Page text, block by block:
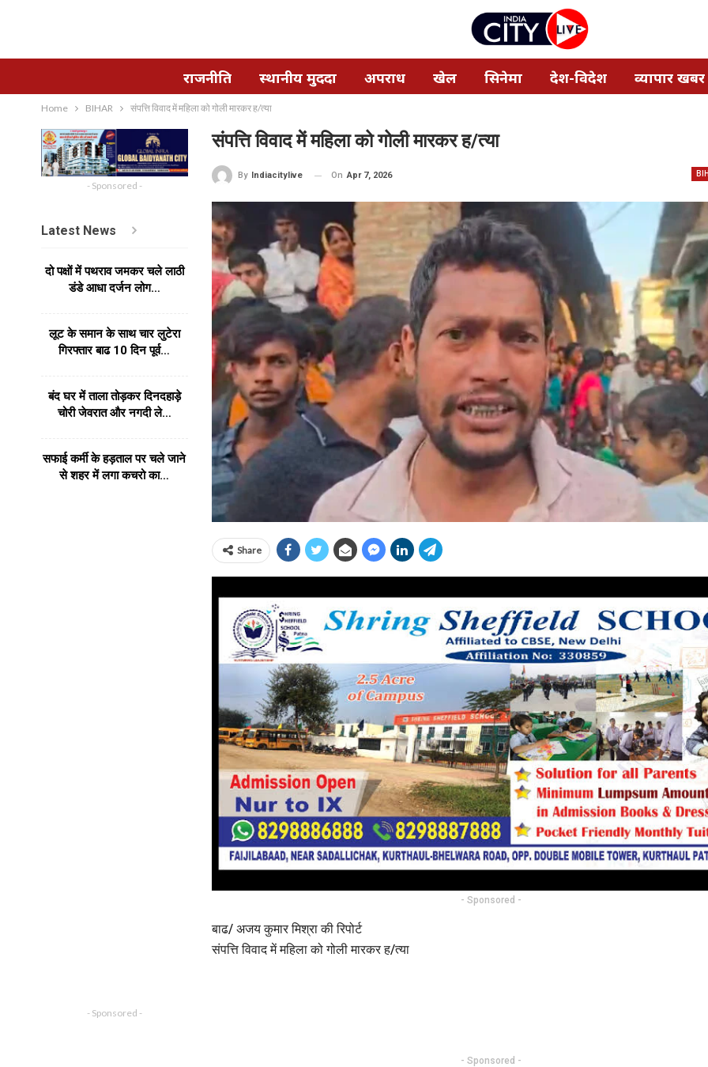
राजनीति स्थानीय मुददा अपराध खेल सिनेमा देश-विदेश व्यापार खबर
Home BIHAR संपत्ति विवाद में महिला को गोली मारकर ह/त्या
संपत्ति विवाद में महिला को गोली मारकर ह/त्या
By Indiacitylive On Apr 7, 2026
Share
- Sponsored -
बाढ/ अजय कुमार मिश्रा की रिपोर्ट
संपत्ति विवाद में महिला को गोली मारकर ह/त्या
- Sponsored -
- Sponsored -
Latest News
दो पक्षों में पथराव जमकर चले लाठी
डंडे आधा दर्जन लोग…
लूट के समान के साथ चार लुटेरा
गिरफ्तार बाढ 10 दिन पूर्व…
बंद घर में ताला तोड़कर दिनदहाड़े
चोरी जेवरात और नगदी ले…
सफाई कर्मी के हड़ताल पर चले जाने
से शहर में लगा कचरो का…
- Sponsored -